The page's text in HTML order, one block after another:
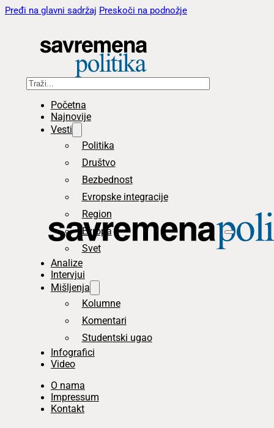
Pređi na glavni sadržaj Preskoči na podnožje
Pretraga
Početna
Najnovije
Vesti
Politika
Društvo
Bezbednost
Evropske integracije
Region
Evropa
Svet
Analize
Intervjui
Mišljenja
Kolumne
Komentari
Studentski ugao
Infografici
Video
O nama
Impressum
Kontakt